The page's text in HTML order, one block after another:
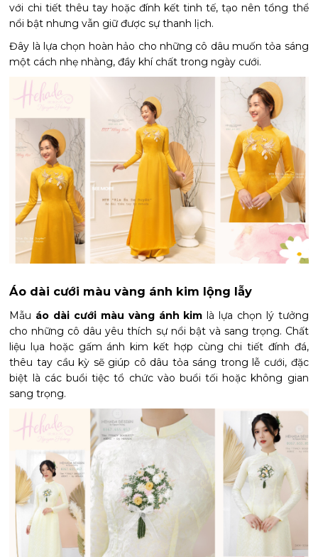
với chi tiết thêu tay hoặc đính kết tinh tế, tạo nên tổng thể
nổi bật nhưng vẫn giữ được sự thanh lịch.
Đây là lựa chọn hoàn hảo cho những cô dâu muốn tỏa sáng
một cách nhẹ nhàng, đầy khí chất trong ngày cưới.
Áo dài cưới màu vàng ánh kim lộng lẫy
Mẫu áo dài cưới màu vàng ánh kim là lựa chọn lý tưởng
cho những cô dâu yêu thích sự nổi bật và sang trọng. Chất
liệu lụa hoặc gấm ánh kim kết hợp cùng chi tiết đính đá,
thêu tay cầu kỳ sẽ giúp cô dâu tỏa sáng trong lễ cưới, đặc
biệt là các buổi tiệc tổ chức vào buổi tối hoặc không gian
sang trọng.